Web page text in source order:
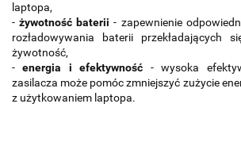
laptopa,
-żywotność baterii - zapewnienie
rozładowywania baterii przekładających
żywotność,
-energia i efektywność - wysoka
zasilacza może pomóc zmniejszyć zużycie
z użytkowaniem laptopa.